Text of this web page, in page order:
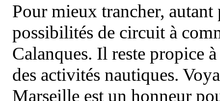
Pour mieux trancher, autant
possibilités de circuit à
Calanques. Il reste propice
des activités nautiques.
Marseille est un honneur